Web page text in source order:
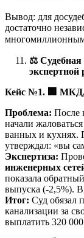
Вывод: для
достаточно
⚖️
экспертной
Кейс №1. 🏢 МКД,
Проблема: После
начали
ванных и кухнях.
утверждал: «вы
Экспертиза:
инженерных
показала
выпуска (-2,5%).
Итог: Суд обязал
канализации за
выплатить 320